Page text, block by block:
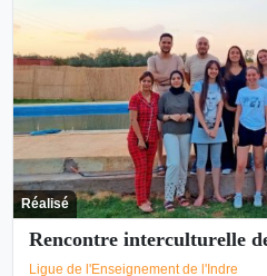
Réalisé
Rencontre interculturelle
Ligue de l'Enseignement de l'Indre